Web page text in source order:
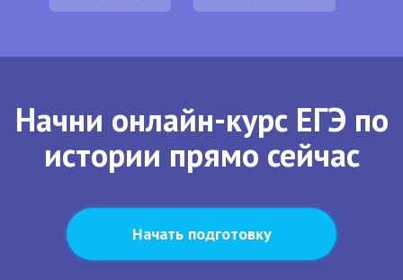
Начни онлайн-курс ЕГЭ по
истории прямо сейчас
Начать подготовку